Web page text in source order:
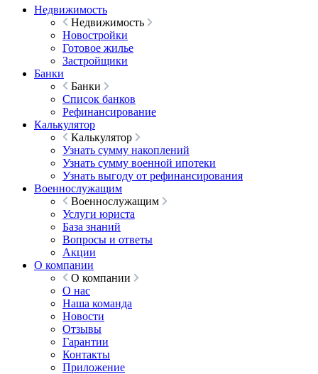
Недвижимость
Недвижимость
Новостройки
Готовое жилье
Застройщики
Банки
Банки
Список банков
Рефинансирование
Калькулятор
Калькулятор
Узнать сумму накоплений
Узнать сумму военной ипотеки
Узнать выгоду от рефинансирования
Военнослужащим
Военнослужащим
Услуги юриста
База знаний
Вопросы и ответы
Акции
О компании
О компании
О нас
Наша команда
Новости
Отзывы
Гарантии
Контакты
Приложение